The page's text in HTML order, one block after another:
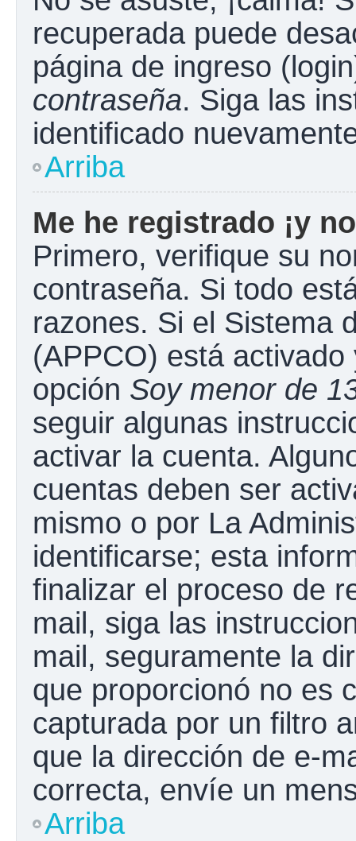
recuperada puede
página de ingreso
contraseña. Siga las
identificado
Arriba
Me he registrado ¡y
Primero, verifique su
contraseña. Si todo
razones. Si el Sistema
(APPCO) está
opción Soy menor de
seguir algunas
activar la cuenta.
cuentas deben ser
mismo o por La
identificarse; esta
finalizar el proceso de
mail, siga las
mail, seguramente la
que proporcionó no es
capturada por un filtro
que la dirección de e-
correcta, envíe un
Arriba